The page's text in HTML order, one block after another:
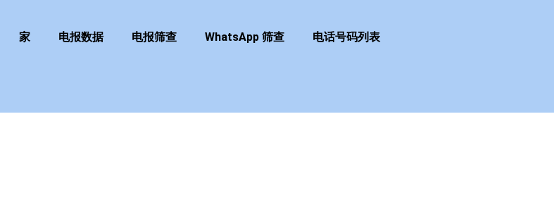
家 电报数据 电报筛查 WhatsApp 筛查 电话号码列表